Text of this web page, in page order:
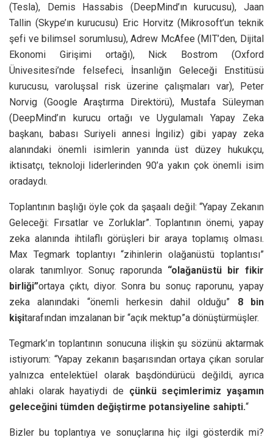
(Tesla), Demis Hassabis (DeepMind’ın kurucusu), Jaan
Tallin (Skype’ın kurucusu) Eric Horvitz (Mikrosoft’un teknik
şefi ve bilimsel sorumlusu), Adrew McAfee (MIT’den, Dijital
Ekonomi Girişimi ortağı), Nick Bostrom (Oxford
Ünivesitesi’nde felsefeci, İnsanlığın Geleceği Enstitüsü
kurucusu, varoluşsal risk üzerine çalışmaları var), Peter
Norvig (Google Araştırma Direktörü), Mustafa Süleyman
(DeepMind’ın kurucu ortağı ve Uygulamalı Yapay Zeka
başkanı, babası Suriyeli annesi İngiliz) gibi yapay zeka
alanındaki önemli isimlerin yanında üst düzey hukukçu,
iktisatçı, teknoloji liderlerinden 90’a yakın çok önemli isim
oradaydı.
Toplantının başlığı öyle çok da şaşaalı değil: “Yapay Zekanın
Geleceği: Fırsatlar ve Zorluklar”. Toplantının önemi, yapay
zeka alanında ihtilaflı görüşleri bir araya toplamış olması.
Max Tegmark toplantıyı “zihinlerin olağanüstü toplantısı”
olarak tanımlıyor. Sonuç raporunda “olağanüstü bir fikir
birliği”ortaya çıktı, diyor. Sonra bu sonuç raporunu, yapay
zeka alanındaki “önemli herkesin dahil olduğu” 8 bin
kişitarafından imzalanan bir “açık mektup”a dönüştürmüşler.
Tegmark’ın toplantının sonucuna ilişkin şu sözünü aktarmak
istiyorum: “Yapay zekanın başarısından ortaya çıkan sorular
yalnızca entelektüel olarak başdöndürücü değildi, ayrıca
ahlaki olarak hayatiydi de çünkü seçimlerimiz yaşamın
geleceğini tümden değiştirme potansiyeline sahipti.“
Bizler bu toplantıya ve sonuçlarına hiç ilgi gösterdik mi?